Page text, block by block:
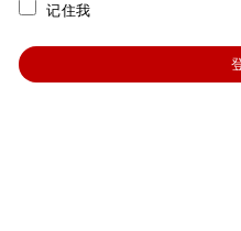
记住我